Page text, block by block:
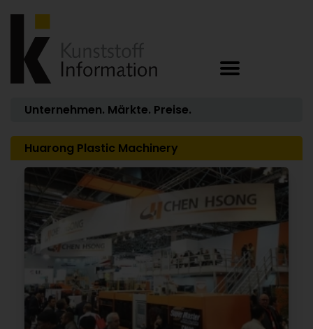
Unternehmen. Märkte. Preise.
Huarong Plastic Machinery